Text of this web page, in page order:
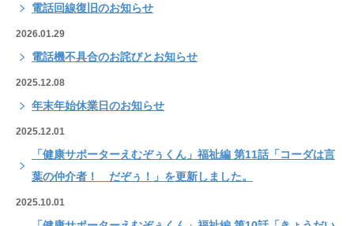
電話回線復旧のお知らせ
2026.01.29
電話機不具合のお詫びとお知らせ
2025.12.08
年末年始休業日のお知らせ
2025.12.01
「健康サポーターえむぞぅくん」福祉編 第11話「コーダは言
葉の仲介者！ だぞぅ！」を更新しました。
2025.10.01